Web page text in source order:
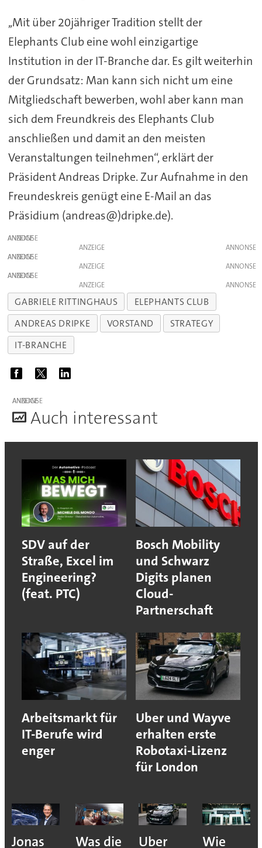
,,Mit über 20jähriger Tradition stellt der
Elephants Club eine wohl einzigartige
Institution in der IT-Branche dar. Es gilt weiterhin
der Grundsatz: Man kann sich nicht um eine
Mitgliedschaft bewerben, wohl aber kann man
sich dem Freundkreis des Elephants Club
anschließen und damit an den meisten
Veranstaltungen teilnehmen“, erklärt der
Präsident Andreas Dripke. Zur Aufnahme in den
Freundeskreis genügt eine E-Mail an das
Präsidium (andreas@)dripke.de).
ANZEIGE
ANZEIGE
ANZEIGE
ANZEIGE
ANZEIGE
ANZEIGE
GABRIELE RITTINGHAUS
ELEPHANTS CLUB
ANDREAS DRIPKE
VORSTAND
STRATEGY
IT-BRANCHE
ANZEIGE
Auch interessant
SDV auf der
Straße, Excel im
Engineering?
(feat. PTC)
Bosch Mobility
und Schwarz
Digits planen
Cloud-
Partnerschaft
Arbeitsmarkt für
IT-Berufe wird
enger
Uber und Wayve
erhalten erste
Robotaxi-Lizenz
für London
Jonas Was die Uber Wie